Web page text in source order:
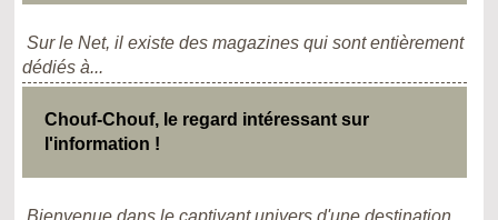
Sur le Net, il existe des magazines qui sont entièrement
dédiés à...
Chouf-Chouf, le regard intéressant sur
l'information !